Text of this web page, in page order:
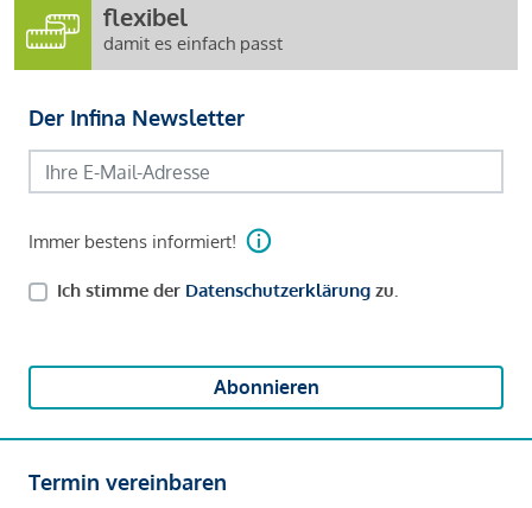
flexibel
damit es einfach passt
Der Infina Newsletter
Immer bestens informiert!
Ich stimme der Datenschutzerklärung zu.
Abonnieren
Termin vereinbaren